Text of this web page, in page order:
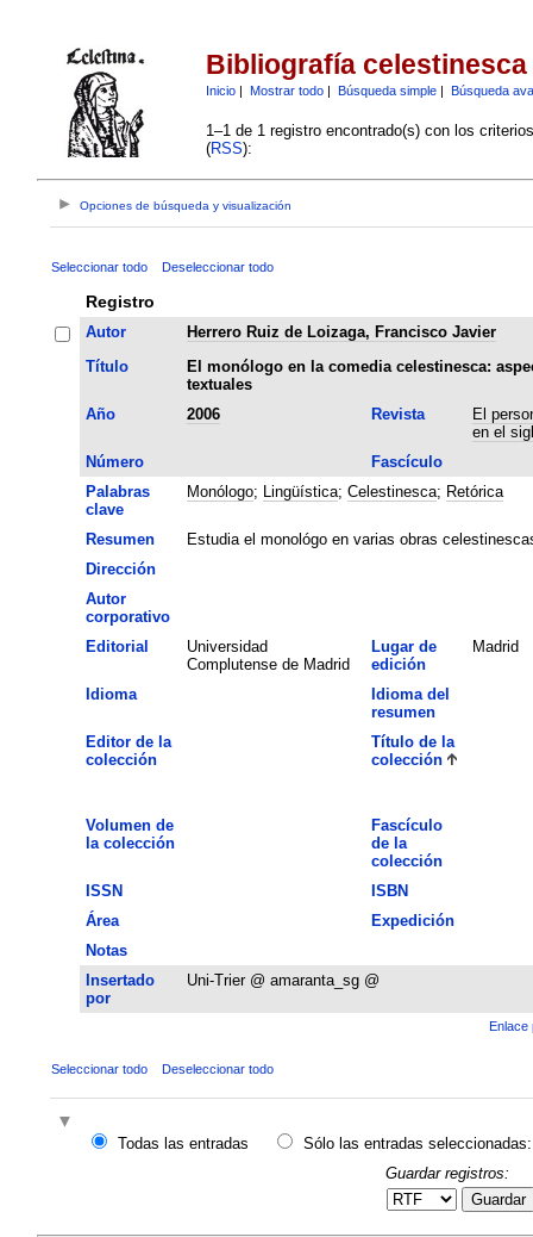
Bibliografía celestinesca
Inicio| Mostrar todo| Búsqueda simple| Búsqueda
1–1 de 1 registro encontrado(s) con los
(RSS):
Opciones de búsqueda y visualización
Seleccionar todo Deseleccionar todo
Registro
Autor
Herrero Ruiz de Loizaga, Francisco Javier
Título
El monólogo en la comedia celestinesca:
textuales
Año
2006 Revista
El
en el
Número
Fascículo
Palabras
clave
Monólogo; Lingüística; Celestinesca; Retórica
Resumen
Estudia el monológo en varias obras
Dirección
Autor
corporativo
Editorial
Universidad
Complutense de Madrid
Lugar de
edición
Madrid
Idioma
Idioma del
resumen
Editor de la
colección
Título de la
colección
Volumen de
la colección
Fascículo
de la
colección
ISSN
ISBN
Área
Expedición
Notas
Insertado
por
Uni-Trier @ amaranta_sg @
Enlace
Seleccionar todo Deseleccionar todo
Todas las entradas
Sólo las entradas seleccionadas:
Guardar registros:
Guardar